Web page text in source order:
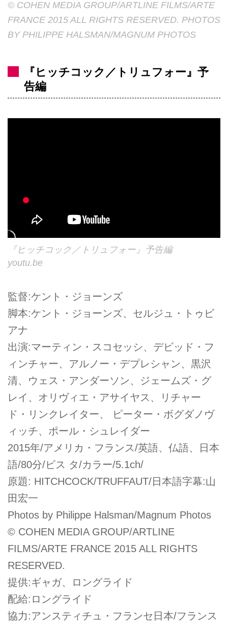
© COHEN MEDIA GROUP/ARTLINE FILMS/ARTE
FRANCE 2015 ALL RIGHTS RESERVED. PHOTOS
BY PHILIPPE HALSMAN/MAGNUM PHOTOS
『ヒッチコック／トリュフォー』予
告編
『ヒッチコック／トリュフォー』予告編
youtu.be
監督:ケント・ジョーンズ
脚本:ケント・ジョーンズ、セルジュ・トゥビ
アナ
出演:マーティン・スコセッシ、デビッド・フ
ィンチャー、アルノー・デプレシャン、黒沢
清、ウェス・アンダーソン、ジェームズ・グ
レイ、オリヴィエ・アサイヤス、リチャー
ド・リンクレイター、 ピーター・ボグダノヴ
ィッチ、ポール・シュレイダー
2015年/アメリカ・フランス/英語、仏語、日本
語/80分/ビス タ/カラー/5.1ch/
原題: HITCHCOCK/TRUFFAUT/日本語字幕:山
田宏一
Photos by Philippe Halsman/Magnum Photos
© COHEN MEDIA GROUP/ARTLINE
FILMS/ARTE FRANCE 2015 ALL RIGHTS
RESERVED.
提供:ギャガ、ロングライド
配給:ロングライド
協力:アンスティチュ・フランセ日本/フランス